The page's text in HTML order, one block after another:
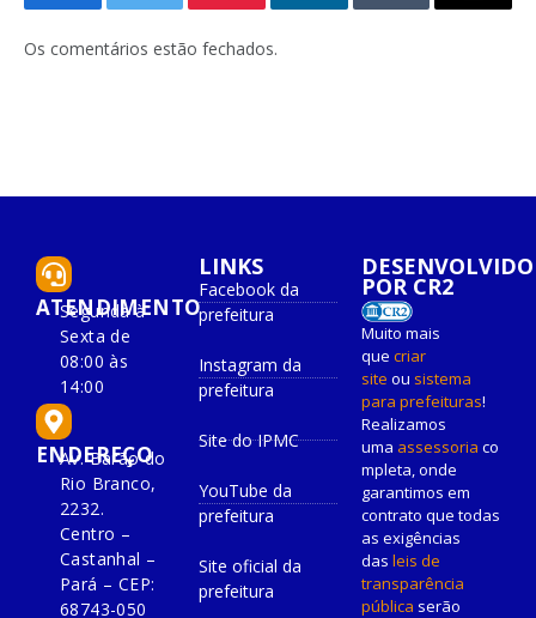
FacebookTwitter Pinterest O
Tumblr
E-
Os comentários estão fechados.
ATENDIMENTO
Segunda à
Sexta de
08:00 às
14:00
ENDEREÇO
Av. Barão do
Rio Branco,
2232.
Centro –
Castanhal –
Pará – CEP:
68743-050
LINKS
Facebook da
prefeitura
Instagram da
prefeitura
Site do IPMC
YouTube da
prefeitura
Site oficial da
prefeitura
DESENVOLVIDO
POR CR2
Muito mais
que criar
site ou sistema
para prefeituras!
Realizamos
uma assessoria co
mpleta, onde
garantimos em
contrato que todas
as exigências
das leis de
transparência
pública serão